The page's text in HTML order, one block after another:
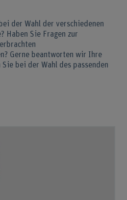
der Wahl der verschiedenen
Haben Sie Fragen zur
Gerne beantworten wir Ihre
bei der Wahl des passenden